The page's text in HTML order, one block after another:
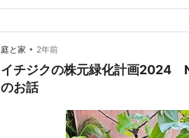
庭と家 • 2年前
イチジクの株元緑化計画2024
のお話